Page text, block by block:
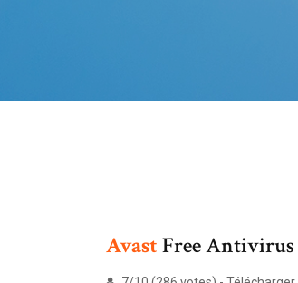
AvastFree Antivirus